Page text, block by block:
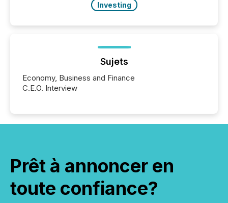
Investing
Sujets
Economy, Business and Finance
C.E.O. Interview
Prêt à annoncer en
toute confiance?